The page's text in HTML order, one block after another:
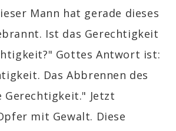
Mann hat gerade dieses
Ist das Gerechtigkeit
Gottes Antwort ist:
Das Abbrennen des
Gerechtigkeit." Jetzt
mit Gewalt. Diese